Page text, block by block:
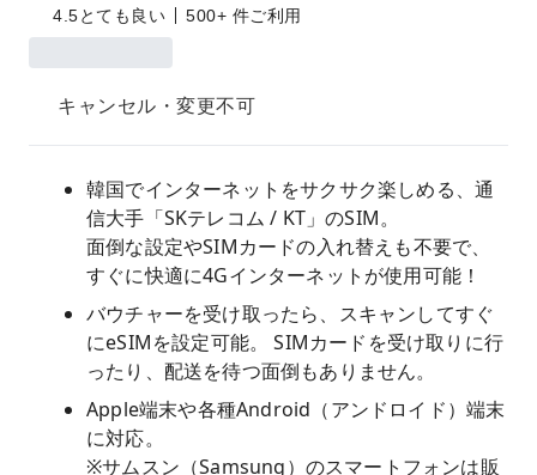
4.5とても良い 500+ 件ご利用
キャンセル・変更不可
韓国でインターネットをサクサク楽しめる、通
信大手「SKテレコム / KT」のSIM。
面倒な設定やSIMカードの入れ替えも不要で、
すぐに快適に4Gインターネットが使用可能！
バウチャーを受け取ったら、スキャンしてすぐ
にeSIMを設定可能。 SIMカードを受け取りに行
ったり、配送を待つ面倒もありません。
Apple端末や各種Android（アンドロイド）端末
に対応。
※サムスン（Samsung）のスマートフォンは販